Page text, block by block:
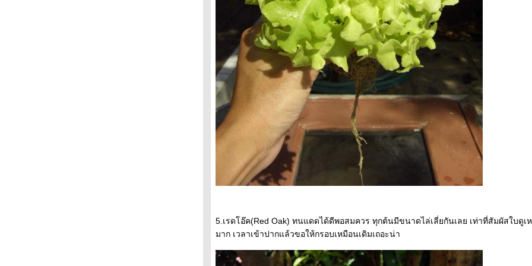
5.เรดโอ๊ค(Red Oak) ทนแดดได้ดีพอสมควร ทุกต้นมีขนาดไล่เลี่ยกันเลย เท่าที่สัมผัสใบดูเ
มาก เวลาเข้าปากแล้วขอให้กรอบเหมือนเดิมเถอะน่า